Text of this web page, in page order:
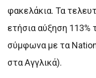
φακελάκια. Τα
ετήσια αύξηση 113%
σύμφωνα με τα
στα Αγγλικά).